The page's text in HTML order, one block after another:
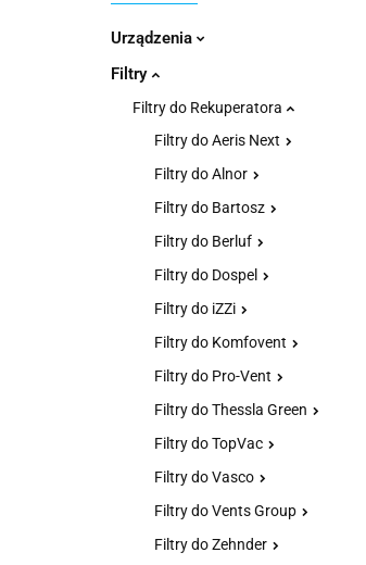
Urządzenia
Filtry
Filtry do Rekuperatora
Filtry do Aeris Next
Filtry do Alnor
Filtry do Bartosz
Filtry do Berluf
Filtry do Dospel
Filtry do iZZi
Filtry do Komfovent
Filtry do Pro-Vent
Filtry do Thessla Green
Filtry do TopVac
Filtry do Vasco
Filtry do Vents Group
Filtry do Zehnder